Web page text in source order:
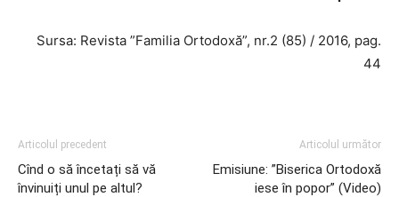
Sursa: Revista ”Familia Ortodoxă”, nr.2 (85) / 2016, pag.
44
Articolul precedent
Cînd o să încetați să vă
învinuiți unul pe altul?
Articolul următor
Emisiune: ”Biserica Ortodoxă
iese în popor” (Video)